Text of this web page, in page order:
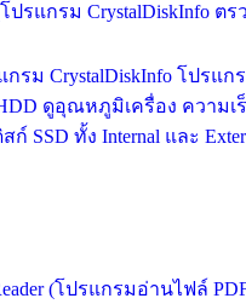
ปรแกรม CrystalDiskInfo ตร
รม CrystalDiskInfo โปรแก
ดูอุณหภูมิเครื่อง ความเ
SSD ทั้ง Internal และ
(โปรแกรมอ่านไฟล์